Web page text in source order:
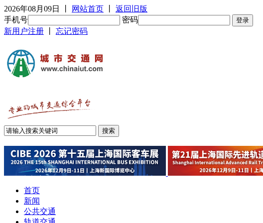
2026年08月09日 网站首页
返回旧版
手机号
密码
新用户注册
忘记密码
首页
新闻
公共交通